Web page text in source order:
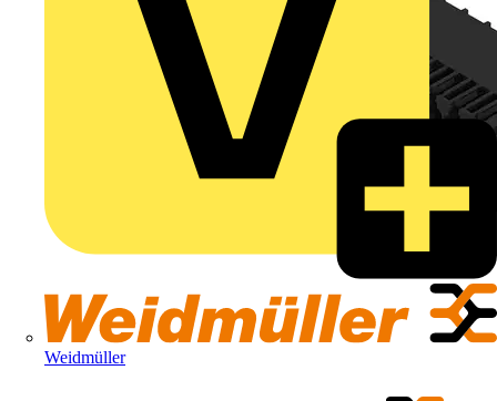
Weidmüller